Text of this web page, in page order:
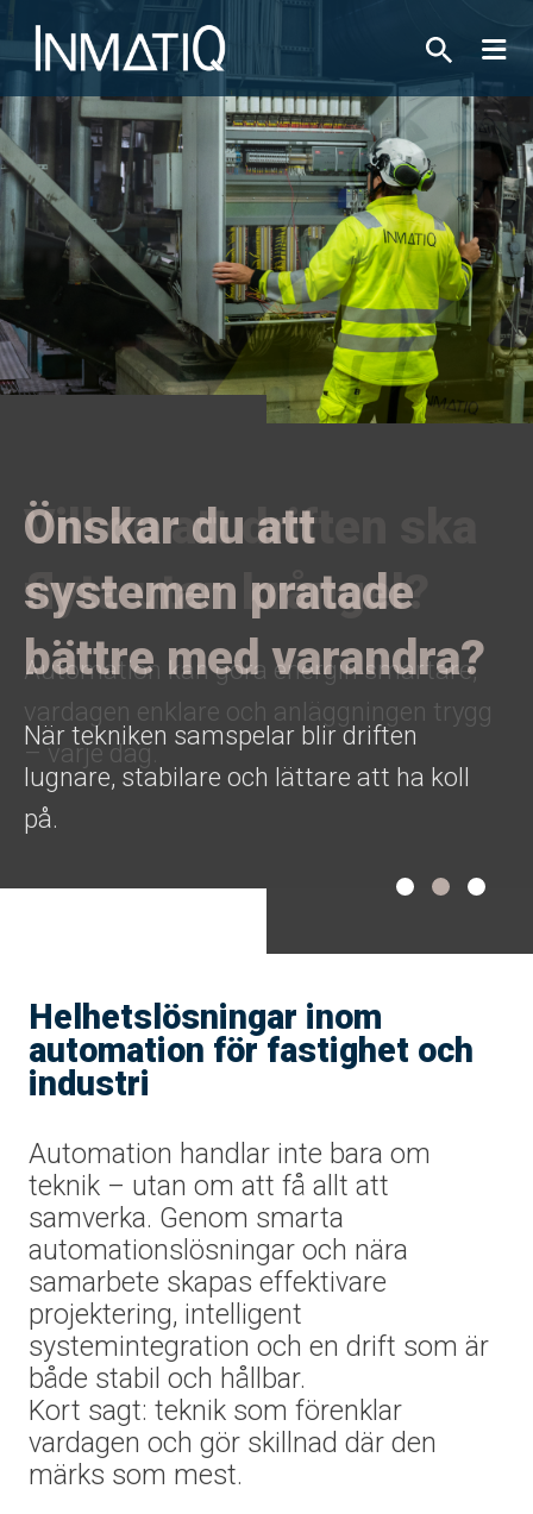
Önskar du att
systemen pratade
bättre med varandra?
När tekniken samspelar blir driften
lugnare, stabilare och lättare att ha koll
på.
Helhetslösningar inom
automation för fastighet och
industri
Automation handlar inte bara om
teknik – utan om att få allt att
samverka. Genom smarta
automationslösningar och nära
samarbete skapas effektivare
projektering, intelligent
systemintegration och en drift som är
både stabil och hållbar.
Kort sagt: teknik som förenklar
vardagen och gör skillnad där den
märks som mest.